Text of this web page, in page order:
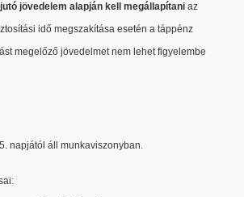
jövedelem alapján kell megállapítani az
idő megszakítása esetén a táppénz
megelőző jövedelmet nem lehet figyelembe
napjától áll munkaviszonyban.